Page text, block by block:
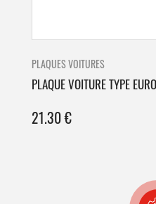
PLAQUES VOITURES
PLAQUE VOITURE TYPE
21.30€